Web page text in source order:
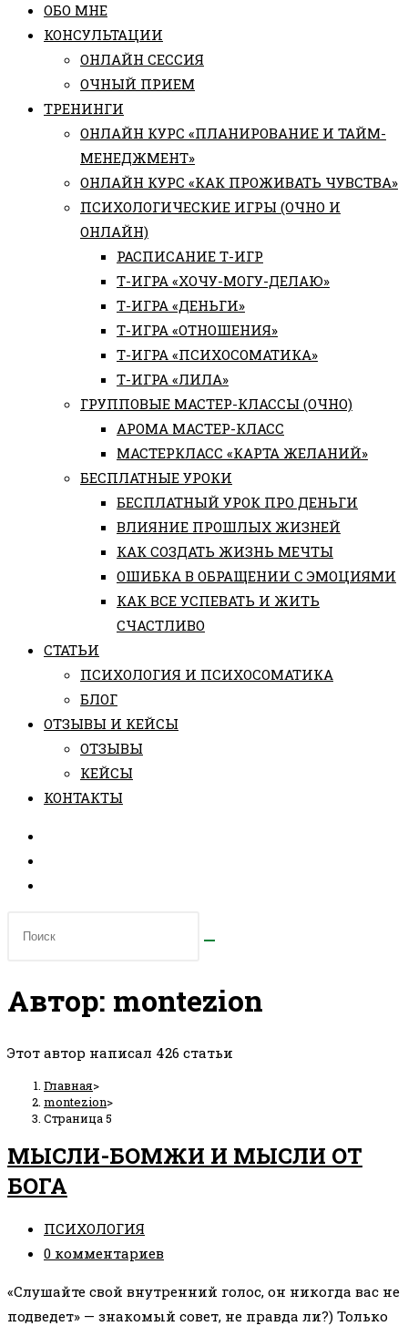
ОБО МНЕ
КОНСУЛЬТАЦИИ
ОНЛАЙН СЕССИЯ
ОЧНЫЙ ПРИЕМ
ТРЕНИНГИ
ОНЛАЙН КУРС «ПЛАНИРОВАНИЕ И ТАЙМ-
МЕНЕДЖМЕНТ»
ОНЛАЙН КУРС «КАК ПРОЖИВАТЬ ЧУВСТВА»
ПСИХОЛОГИЧЕСКИЕ ИГРЫ (ОЧНО И
ОНЛАЙН)
РАСПИСАНИЕ Т-ИГР
Т-ИГРА «ХОЧУ-МОГУ-ДЕЛАЮ»
Т-ИГРА «ДЕНЬГИ»
Т-ИГРА «ОТНОШЕНИЯ»
Т-ИГРА «ПСИХОСОМАТИКА»
Т-ИГРА «ЛИЛА»
ГРУППОВЫЕ МАСТЕР-КЛАССЫ (ОЧНО)
АРОМА МАСТЕР-КЛАСС
МАСТЕРКЛАСС «КАРТА ЖЕЛАНИЙ»
БЕСПЛАТНЫЕ УРОКИ
БЕСПЛАТНЫЙ УРОК ПРО ДЕНЬГИ
ВЛИЯНИЕ ПРОШЛЫХ ЖИЗНЕЙ
КАК СОЗДАТЬ ЖИЗНЬ МЕЧТЫ
ОШИБКА В ОБРАЩЕНИИ С ЭМОЦИЯМИ
КАК ВСЕ УСПЕВАТЬ И ЖИТЬ
СЧАСТЛИВО
СТАТЬИ
ПCИХОЛОГИЯ И ПСИХОСОМАТИКА
БЛОГ
ОТЗЫВЫ И КЕЙСЫ
ОТЗЫВЫ
КЕЙСЫ
КОНТАКТЫ
Автор: montezion
Этот автор написал 426 статьи
Главная>
montezion>
Страница 5
МЫСЛИ-БОМЖИ И МЫСЛИ ОТ
БОГА
Рубрика
записи:
ПСИХОЛОГИЯ
Комментарии
записи:
0 комментариев
«Слушайте свой внутренний голос, он никогда вас не
подведет» — знакомый совет, не правда ли?) Только